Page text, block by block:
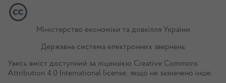
Міністерство економіки та довкілля України
Державна система електронних звернень
Увесь вміст доступний за ліцензією Creative Commons
Attribution 4.0 International license, якщо не зазначено інше.